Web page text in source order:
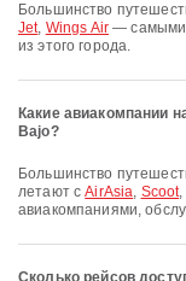
Большинство
Jet, Wings Air— самыми
из этого города.
Какие авиакомпании
Bajo?
Большинство путешественников, направляющихся в Labuan Bajo,
летают сAirAsia, Scoot,
авиакомпаниями,
Сколько рейсов